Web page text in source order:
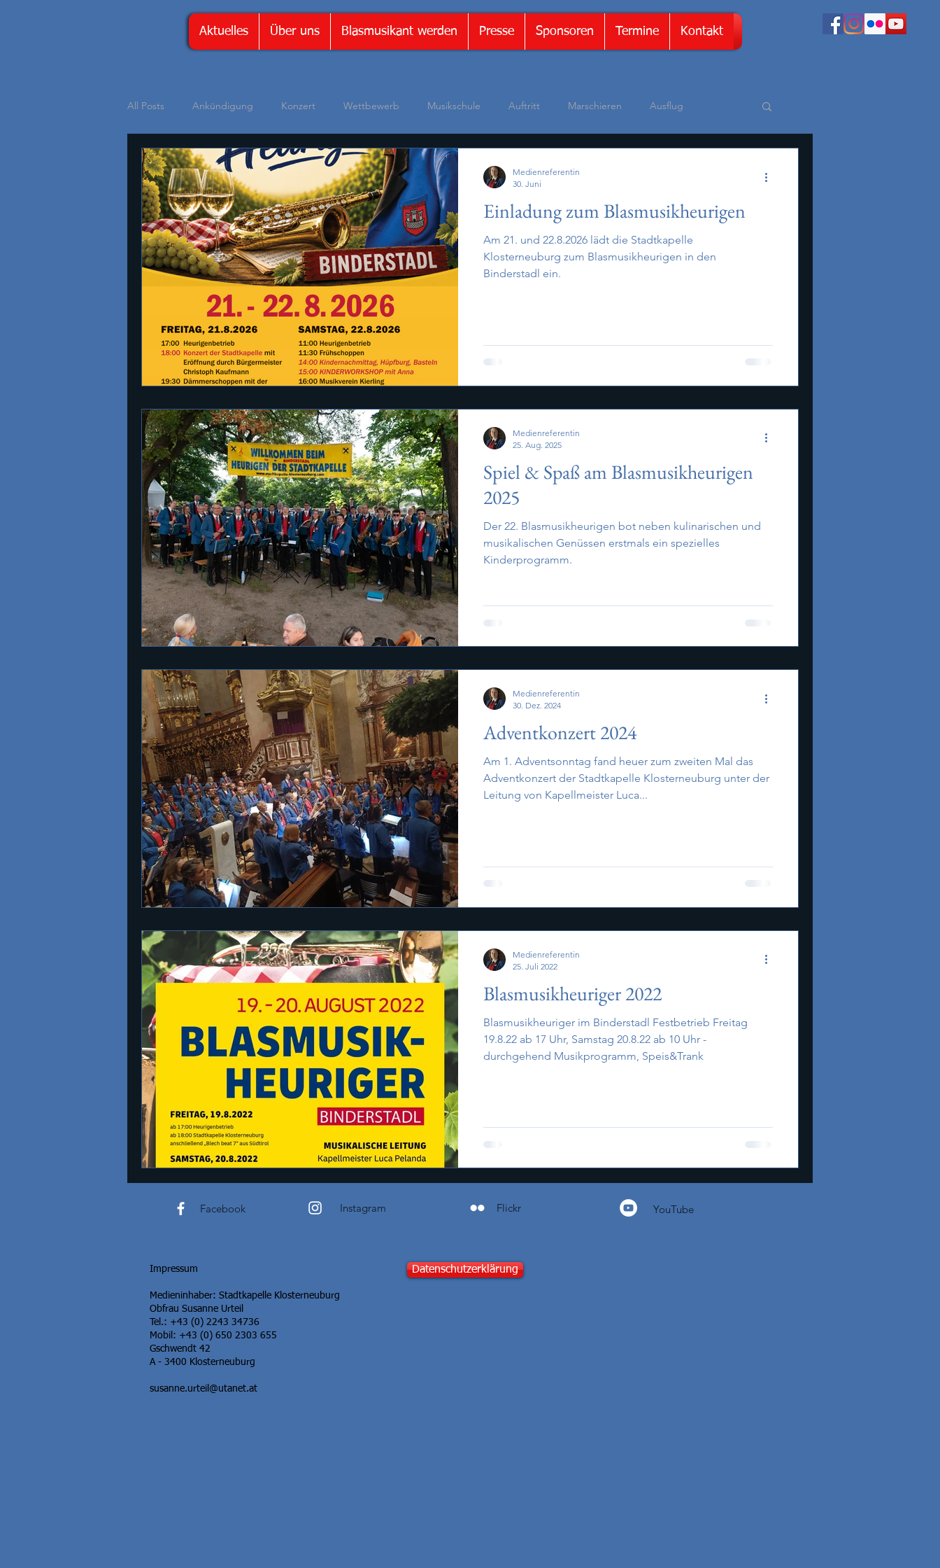
Aktuelles Über uns Blasmusikant werden Presse Sponsoren Termine Kontakt
All Posts Ankündigung Konzert Wettbewerb Musikschule Auftritt Marschieren Ausflug
Musikschule@home Empfehlung Luca Pelanda Interview
Einladung zum Blasmusikheurigen
Am 21. und 22.8.2026 lädt die Stadtkapelle
Klosterneuburg zum Blasmusikheurigen in den
Binderstadl ein.
Medienreferentin
30. Juni
Spiel & Spaß am Blasmusikheurigen
2025
Der 22. Blasmusikheurigen bot neben kulinarischen und
musikalischen Genüssen erstmals ein spezielles
Kinderprogramm.
Medienreferentin
25. Aug. 2025
Adventkonzert 2024
Am 1. Adventsonntag fand heuer zum zweiten Mal das
Adventkonzert der Stadtkapelle Klosterneuburg unter der
Leitung von Kapellmeister Luca...
Medienreferentin
30. Dez. 2024
Blasmusikheuriger 2022
Blasmusikheuriger im Binderstadl Festbetrieb Freitag
19.8.22 ab 17 Uhr, Samstag 20.8.22 ab 10 Uhr -
durchgehend Musikprogramm, Speis&Trank
Medienreferentin
25. Juli 2022
Facebook Instagram Flickr YouTube
Impressum
Medieninhaber: Stadtkapelle Klosterneuburg
Obfrau Susanne Urteil
Tel.: +43 (0) 2243 34736
Mobil: +43 (0) 650 2303 655
Gschwendt 42
A - 3400 Klosterneuburg
susanne.urteil@utanet.at
Datenschutzerklärung